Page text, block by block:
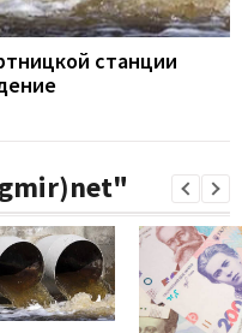
станции